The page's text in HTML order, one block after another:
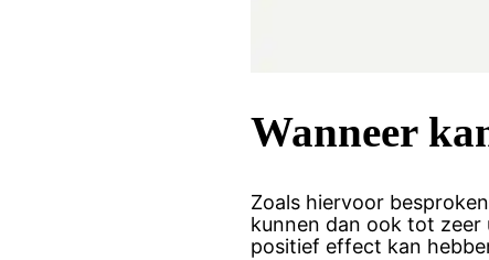
Wanneer
Zoals hiervoor
kunnen dan ook tot zeer
positief effect kan